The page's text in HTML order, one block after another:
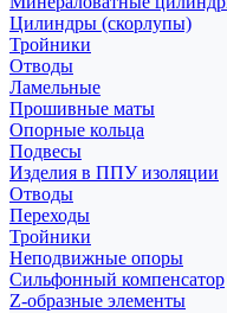
Цилиндры (скорлупы)
Тройники
Отводы
Ламельные
Прошивные маты
Опорные кольца
Подвесы
Изделия в ППУ изоляции
Отводы
Переходы
Тройники
Неподвижные опоры
Cильфонный компенсатор
Z-образные элементы